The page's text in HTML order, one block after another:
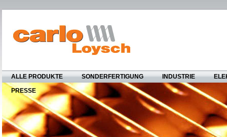
ALLE PRODUKTE SONDERFERTIGUNG INDUSTRIE
PRESSE